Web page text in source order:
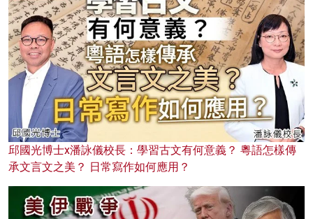
邱國光博士x潘詠儀校長：學習古文有何意義？ 粵語怎樣傳
承文言文之美？ 日常寫作如何應用？